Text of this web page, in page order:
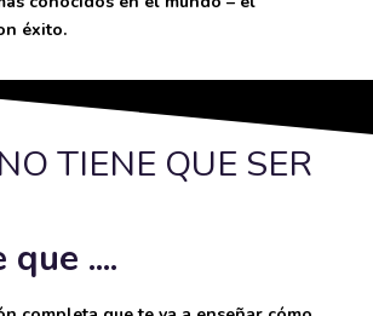
éxito.
TIENE QUE SER
....